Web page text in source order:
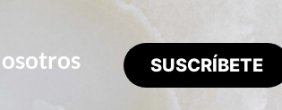
SUSCRÍBETE